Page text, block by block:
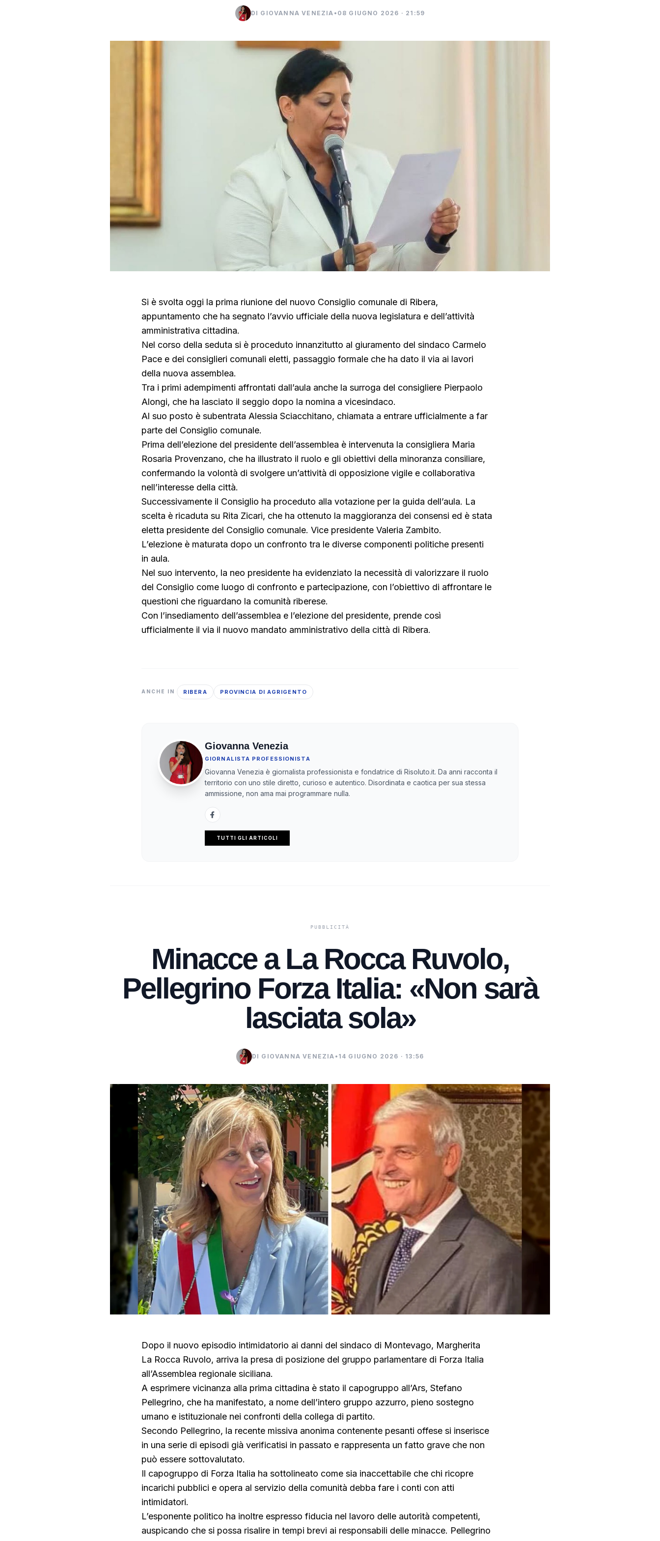
DI GIOVANNA VENEZIA • 08 GIUGNO 2026 · 21:59
Si è svolta oggi la prima riunione del nuovo Consiglio comunale di Ribera,
appuntamento che ha segnato l’avvio ufficiale della nuova legislatura e dell’attività
amministrativa cittadina.
Nel corso della seduta si è proceduto innanzitutto al giuramento del sindaco Carmelo
Pace e dei consiglieri comunali eletti, passaggio formale che ha dato il via ai lavori
della nuova assemblea.
Tra i primi adempimenti affrontati dall’aula anche la surroga del consigliere Pierpaolo
Alongi, che ha lasciato il seggio dopo la nomina a vicesindaco.
Al suo posto è subentrata Alessia Sciacchitano, chiamata a entrare ufficialmente a far
parte del Consiglio comunale.
Prima dell’elezione del presidente dell’assemblea è intervenuta la consigliera Maria
Rosaria Provenzano, che ha illustrato il ruolo e gli obiettivi della minoranza consiliare,
confermando la volontà di svolgere un’attività di opposizione vigile e collaborativa
nell’interesse della città.
Successivamente il Consiglio ha proceduto alla votazione per la guida dell’aula. La
scelta è ricaduta su Rita Zicari, che ha ottenuto la maggioranza dei consensi ed è stata
eletta presidente del Consiglio comunale. Vice presidente Valeria Zambito.
L’elezione è maturata dopo un confronto tra le diverse componenti politiche presenti
in aula.
Nel suo intervento, la neo presidente ha evidenziato la necessità di valorizzare il ruolo
del Consiglio come luogo di confronto e partecipazione, con l’obiettivo di affrontare le
questioni che riguardano la comunità riberese.
Con l’insediamento dell’assemblea e l’elezione del presidente, prende così
ufficialmente il via il nuovo mandato amministrativo della città di Ribera.
ANCHE IN RIBERA PROVINCIA DI AGRIGENTO
Giovanna Venezia
GIORNALISTA PROFESSIONISTA
Giovanna Venezia è giornalista professionista e fondatrice di Risoluto.it. Da anni racconta il
territorio con uno stile diretto, curioso e autentico. Disordinata e caotica per sua stessa
ammissione, non ama mai programmare nulla.
TUTTI GLI ARTICOLI
Minacce a La Rocca Ruvolo,
Pellegrino Forza Italia: «Non sarà
lasciata sola»
DI GIOVANNA VENEZIA • 14 GIUGNO 2026 · 13:56
Dopo il nuovo episodio intimidatorio ai danni del sindaco di Montevago, Margherita
La Rocca Ruvolo, arriva la presa di posizione del gruppo parlamentare di Forza Italia
all’Assemblea regionale siciliana.
A esprimere vicinanza alla prima cittadina è stato il capogruppo all’Ars, Stefano
Pellegrino, che ha manifestato, a nome dell’intero gruppo azzurro, pieno sostegno
umano e istituzionale nei confronti della collega di partito.
Secondo Pellegrino, la recente missiva anonima contenente pesanti offese si inserisce
in una serie di episodi già verificatisi in passato e rappresenta un fatto grave che non
può essere sottovalutato.
Il capogruppo di Forza Italia ha sottolineato come sia inaccettabile che chi ricopre
incarichi pubblici e opera al servizio della comunità debba fare i conti con atti
intimidatori.
L’esponente politico ha inoltre espresso fiducia nel lavoro delle autorità competenti,
auspicando che si possa risalire in tempi brevi ai responsabili delle minacce. Pellegrino